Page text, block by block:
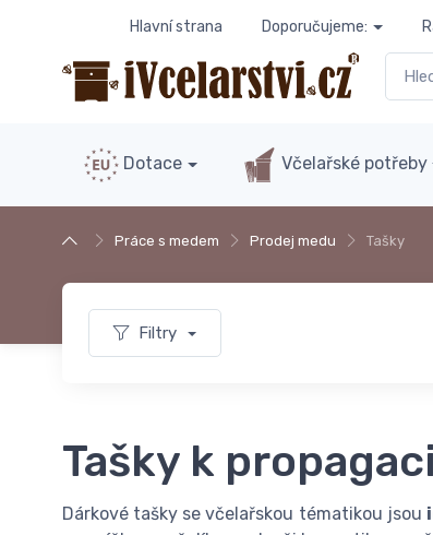
Hlavní strana Doporučujeme:
Dotace Včelařské potřeby
Práce s medem Prodej medu Tašky
Filtry
Tašky k
Dárkové tašky se včelařskou tématikou jsou